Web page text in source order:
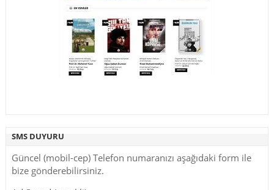
SMS DUYURU
Güncel (mobil-cep) Telefon numaranızı aşağıdaki form ile
bize gönderebilirsiniz.